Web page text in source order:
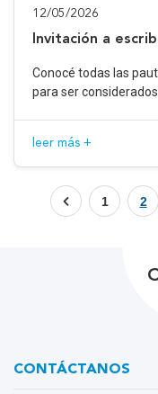
12/05/2026
Invitación a
Conocé todas las
para ser considerados.
leer más +
1 2
CONTÁCTANOS